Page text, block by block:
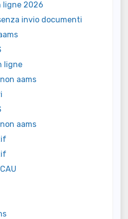
ligne 2026
invio documenti
ligne
aams
aams